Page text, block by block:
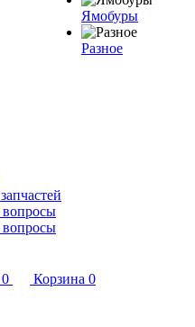
Ямобуры
Разное
0 Корзина 0